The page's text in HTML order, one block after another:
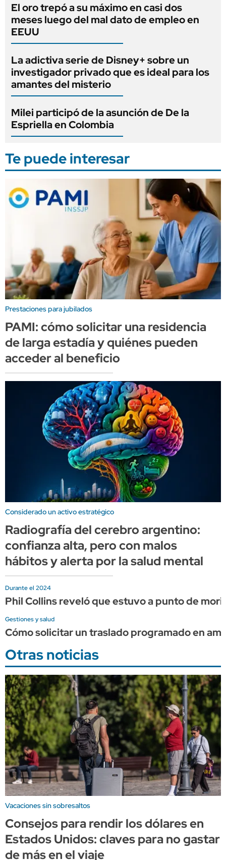
El oro trepó a su máximo en casi dos
meses luego del mal dato de empleo en
EEUU
La adictiva serie de Disney+ sobre un
investigador privado que es ideal para los
amantes del misterio
Milei participó de la asunción de De la
Espriella en Colombia
Te puede interesar
Prestaciones para jubilados
PAMI: cómo solicitar una residencia
de larga estadía y quiénes pueden
acceder al beneficio
Considerado un activo estratégico
Radiografía del cerebro argentino:
confianza alta, pero con malos
hábitos y alerta por la salud mental
Durante el 2024
Phil Collins reveló que estuvo a punto de
Gestiones y salud
Cómo solicitar un traslado programado en
Otras noticias
Vacaciones sin sobresaltos
Consejos para rendir los dólares en
Estados Unidos: claves para no gastar
de más en el viaje